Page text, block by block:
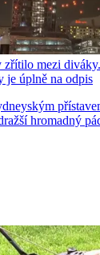
zřítilo mezi
je úplně na odpis
hromadný